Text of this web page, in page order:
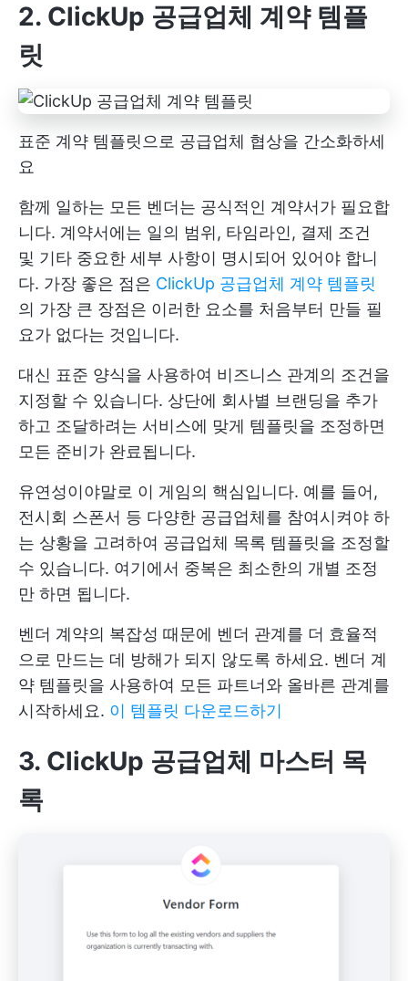
2. ClickUp 공급업체 계약 템플
릿
표준 계약 템플릿으로 공급업체 협상을 간소화하세
요
함께 일하는 모든 벤더는 공식적인 계약서가 필요합
니다. 계약서에는 일의 범위, 타임라인, 결제 조건
및 기타 중요한 세부 사항이 명시되어 있어야 합니
다. 가장 좋은 점은 ClickUp 공급업체 계약 템플릿
의 가장 큰 장점은 이러한 요소를 처음부터 만들 필
요가 없다는 것입니다.
대신 표준 양식을 사용하여 비즈니스 관계의 조건을
지정할 수 있습니다. 상단에 회사별 브랜딩을 추가
하고 조달하려는 서비스에 맞게 템플릿을 조정하면
모든 준비가 완료됩니다.
유연성이야말로 이 게임의 핵심입니다. 예를 들어,
전시회 스폰서 등 다양한 공급업체를 참여시켜야 하
는 상황을 고려하여 공급업체 목록 템플릿을 조정할
수 있습니다. 여기에서 중복은 최소한의 개별 조정
만 하면 됩니다.
벤더 계약의 복잡성 때문에 벤더 관계를 더 효율적
으로 만드는 데 방해가 되지 않도록 하세요. 벤더 계
약 템플릿을 사용하여 모든 파트너와 올바른 관계를
시작하세요. 이 템플릿 다운로드하기
3. ClickUp 공급업체 마스터 목
록